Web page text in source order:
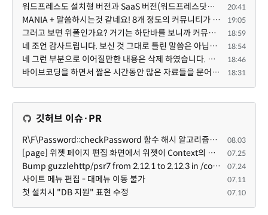
워드프레스도 설치형 버전과 SaaS 버전(워드프레스닷컴)은 다른 점이 많습니다. SaaS로 제공한다면 GPL 라이... 20:41
MANIA + 말씀하시는것 같네요! 8개 정도의 커뮤니티가 저 MANIA+ 기반으로 구축된거로 알고 있습니다. SaaS ... 19:05
그러고 보면 위폴인가요? 거기는 하단바를 보니까 커뮤니티 빌딩 SaaS 솔루션을 사용하고 있는거 같더라고요... 18:59
네 조언 감사드립니다. 보신 것 그대로 틀린 말씀은 아닙니다. 다만, 배포한 것에 대해 흥미가 떨어져서 뒷... 18:54
네 그런 부분으로 이어질만한 내용은 삭제 하였습니다. 불편을 드려 죄송합니다. 저희는 비즈니스 완성할 수... 18:46
바이브코딩을 하면서 짧은 시간동안 많은 자료들을 문어발식 확장하면서 이미 배포한것에대한 흥미가 떨어지... 18:31
깃허브 이슈·PR
R\F\Password::checkPassword 함수 해시 알고리즘을 암시적으로 호출하는 경우 Argon2id 해시 비교 실패 08.03
[page] 위젯 페이지 편집 화면에서 위젯이 Context의 module_info를 덮어쓰면 저장이 ERR_ACT_IS_NOT_STANDALONE으로 실패 07.25
Bump guzzlehttp/psr7 from 2.12.1 to 2.12.3 in /common 07.24
사이트 메뉴 편집 - 대메뉴 이동 불가 07.11
첫 설치시 "DB 지원" 표현 수정 07.10